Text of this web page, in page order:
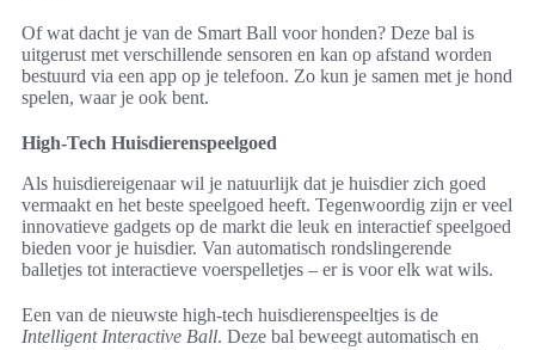
Of wat dacht je van de Smart Ball voor honden? Deze bal is
uitgerust met verschillende sensoren en kan op afstand worden
bestuurd via een app op je telefoon. Zo kun je samen met je hond
spelen, waar je ook bent.
High-Tech Huisdierenspeelgoed
Als huisdiereigenaar wil je natuurlijk dat je huisdier zich goed
vermaakt en het beste speelgoed heeft. Tegenwoordig zijn er veel
innovatieve gadgets op de markt die leuk en interactief speelgoed
bieden voor je huisdier. Van automatisch rondslingerende
balletjes tot interactieve voerspelletjes – er is voor elk wat wils.
Een van de nieuwste high-tech huisdierenspeeltjes is de
Intelligent Interactive Ball. Deze bal beweegt automatisch en